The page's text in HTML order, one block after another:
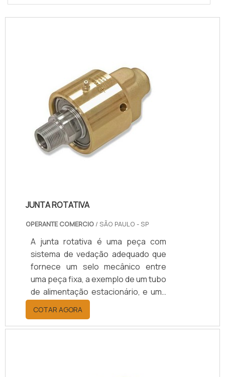
JUNTA ROTATIVA
OPERANTE COMERCIO / SÃO PAULO - SP
A junta rotativa é uma peça com
sistema de vedação adequado que
fornece um selo mecânico entre
uma peça fixa, a exemplo de um tubo
de alimentação estacionário, e uma
outra rotativa, como um tambor ou
cilindro giratório, permitindo a
transferência
COTAR AGORA